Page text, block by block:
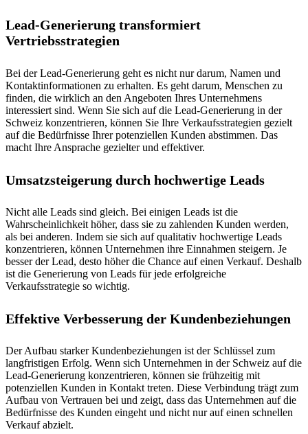
Lead-Generierung transformiert
Vertriebsstrategien
Bei der Lead-Generierung geht es nicht nur darum, Namen und
Kontaktinformationen zu erhalten. Es geht darum, Menschen zu
finden, die wirklich an den Angeboten Ihres Unternehmens
interessiert sind. Wenn Sie sich auf die Lead-Generierung in der
Schweiz konzentrieren, können Sie Ihre Verkaufsstrategien gezielt
auf die Bedürfnisse Ihrer potenziellen Kunden abstimmen. Das
macht Ihre Ansprache gezielter und effektiver.
Umsatzsteigerung durch hochwertige Leads
Nicht alle Leads sind gleich. Bei einigen Leads ist die
Wahrscheinlichkeit höher, dass sie zu zahlenden Kunden werden,
als bei anderen. Indem sie sich auf qualitativ hochwertige Leads
konzentrieren, können Unternehmen ihre Einnahmen steigern. Je
besser der Lead, desto höher die Chance auf einen Verkauf. Deshalb
ist die Generierung von Leads für jede erfolgreiche
Verkaufsstrategie so wichtig.
Effektive Verbesserung der Kundenbeziehungen
Der Aufbau starker Kundenbeziehungen ist der Schlüssel zum
langfristigen Erfolg. Wenn sich Unternehmen in der Schweiz auf die
Lead-Generierung konzentrieren, können sie frühzeitig mit
potenziellen Kunden in Kontakt treten. Diese Verbindung trägt zum
Aufbau von Vertrauen bei und zeigt, dass das Unternehmen auf die
Bedürfnisse des Kunden eingeht und nicht nur auf einen schnellen
Verkauf abzielt.